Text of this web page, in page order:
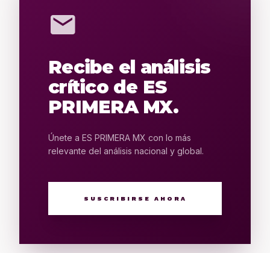
mail
Recibe el análisis
crítico de ES
PRIMERA MX.
Únete a ES PRIMERA MX con lo más
relevante del análisis nacional y global.
SUSCRIBIRSE AHORA